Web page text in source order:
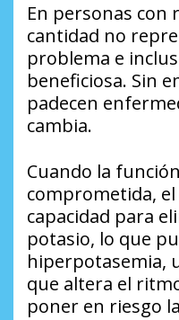
En personas con
cantidad no
problema e
beneficiosa. Sin
padecen
cambia.
Cuando la
comprometida,
capacidad para
potasio, lo que
hiperpotasemia,
que altera el
poner en riesgo